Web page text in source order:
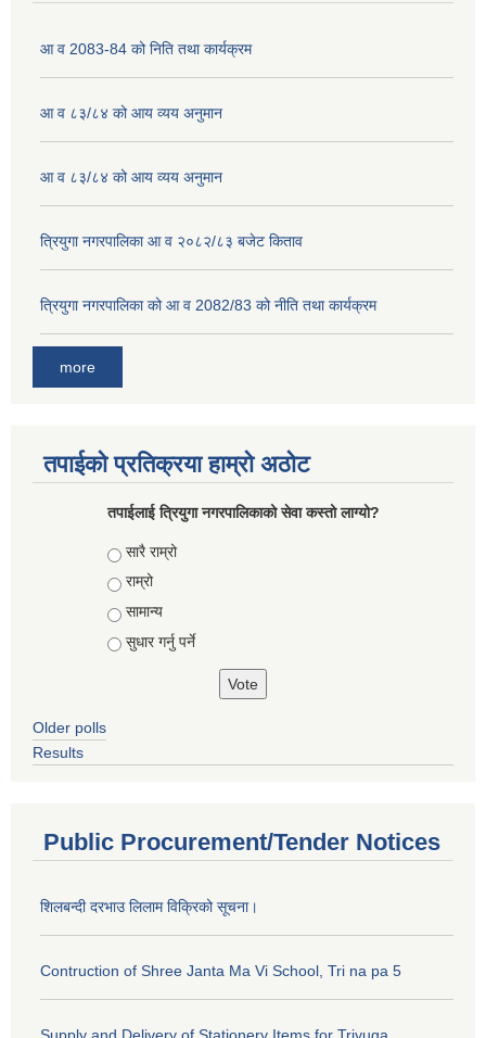
आ व 2083-84 को निति तथा कार्यक्रम
आ व ८३/८४ को आय व्यय अनुमान
आ व ८३/८४ को आय व्यय अनुमान
त्रियुगा नगरपालिका आ व २०८२/८३ बजेट किताव
त्रियुगा नगरपालिका को आ व 2082/83 को नीति तथा कार्यक्रम
more
तपाईको प्रतिक्रया हाम्रो अठोट
तपाईलाई त्रियुगा नगरपालिकाको सेवा कस्तो लाग्यो?
Choices
सारै राम्रो
राम्रो
सामान्य
सुधार गर्नु पर्ने
Older polls
Results
Public Procurement/Tender Notices
शिलबन्दी दरभाउ लिलाम विक्रिको सूचना।
Contruction of Shree Janta Ma Vi School, Tri na pa 5
Supply and Delivery of Stationery Items for Triyuga